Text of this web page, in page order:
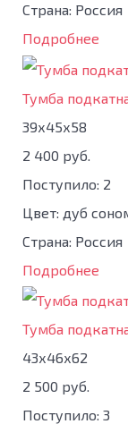
Страна: Россия
Подробнее
Тумба
39х45х58
2 400 руб.
Поступило: 2
Цвет: дуб
Страна: Россия
Подробнее
Тумба
43х46х62
2 500 руб.
Поступило: 3